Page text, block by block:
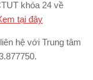
khóa 24 về
tại đây
hệ với Trung tâm